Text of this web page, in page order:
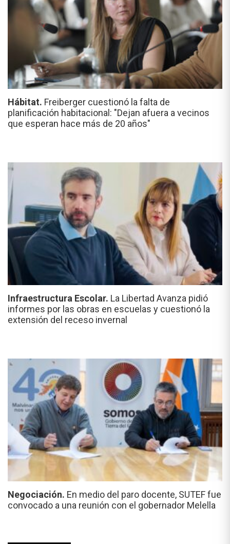
Hábitat. Freiberger cuestionó la falta de
planificación habitacional: "Dejan afuera a vecinos
que esperan hace más de 20 años"
Infraestructura Escolar. La Libertad Avanza pidió
informes por las obras en escuelas y cuestionó la
extensión del receso invernal
Negociación. En medio del paro docente, SUTEF fue
convocado a una reunión con el gobernador Melella